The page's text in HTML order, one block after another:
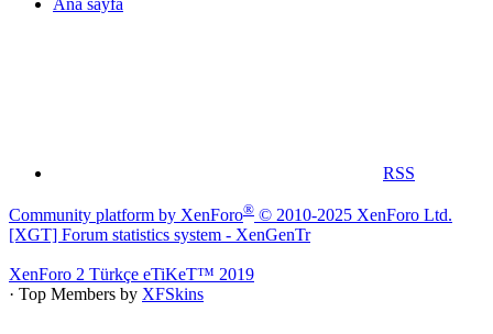
Ana sayfa
RSS
Community platform by XenForo® © 2010-2025 XenForo Ltd.
[XGT] Forum statistics system - XenGenTr
XenForo 2 Türkçe eTiKeT™ 2019
· Top Members by XFSkins